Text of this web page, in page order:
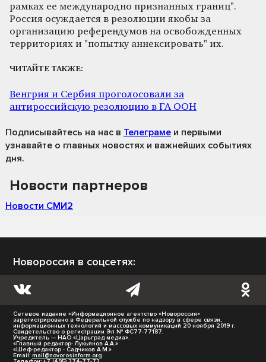
рамках ее международно признанных границ".
Россия осуждается в резолюции якобы за
организацию референдумов на освобожденных
территориях и "попытку аннексировать" их.
ЧИТАЙТЕ ТАКЖЕ:
Венгрия и Сербия проголосовали за
антироссийскую резолюцию в ГА ООН
Подписывайтесь на нас в Телеграме и первыми
узнавайте о главных новостях и важнейших событиях
дня.
Новости партнеров
Новости СМИ2
Новороссия в соцсетях:
Сетевое издание «Информационное агентство «Новороссия»
зарегистрировано в Федеральной службе по надзору в сфере связи,
информационных технологий и массовых коммуникаций 20 ноября 2019 г.
Свидетельство о регистрации Эл № ФС77-77187.
Учредитель — НАО «Царьград медиа».
«Главный редактор- Лукьянов А.А.»
«Шеф-редактор - Садчиков А.М.»
Email: mail@novorosinform.org